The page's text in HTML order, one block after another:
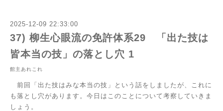
2025-12-09 22:33:00
37) 柳生心眼流の免許体系29 「出た技は
皆本当の技」の落とし穴 1
館主あれこれ
前回「出た技はみな本当の技」という話をしましたが、これに
も落とし穴があります。今日はこのことについて考察していきま
しょう。